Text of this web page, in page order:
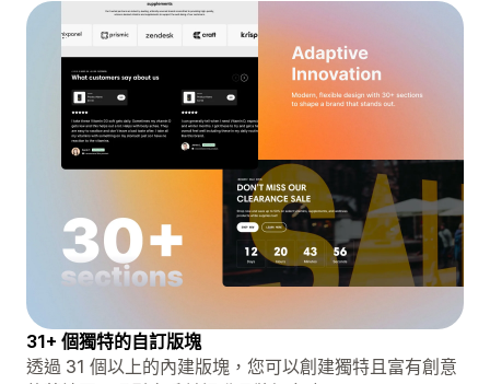
31+ 個獨特的自訂版塊
透過 31 個以上的內建版塊，您可以創建獨特且富有創意